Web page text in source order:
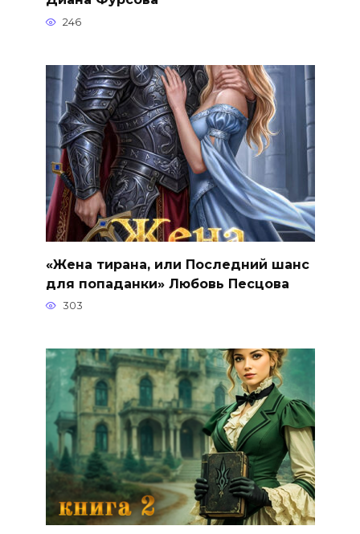
246
«Жена тирана, или Последний шанс
для попаданки» Любовь Песцова
303